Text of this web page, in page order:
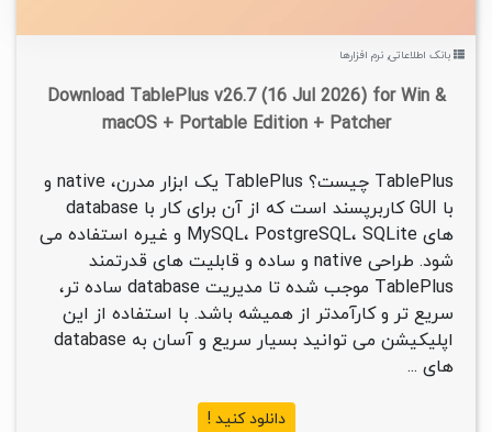
بانک اطلاعاتی, نرم افزارها
Download TablePlus v26.7 (16 Jul 2026) for Win &
macOS + Portable Edition + Patcher
TablePlus چیست؟ TablePlus یک ابزار مدرن، native و
با GUI کاربرپسند است که از آن برای کار با database
های MySQL، PostgreSQL، SQLite و غیره استفاده می
شود. طراحی native و ساده و قابلیت های قدرتمند
TablePlus موجب شده تا مدیریت database ساده تر،
سریع تر و کارآمدتر از همیشه باشد. با استفاده از این
اپلیکیشن می توانید بسیار سریع و آسان به database
های ...
دانلود کنید !